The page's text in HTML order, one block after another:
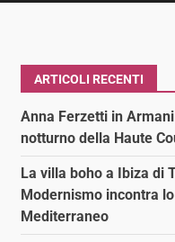
ARTICOLI RECENTI
Anna Ferzetti in
notturno della Haute
La villa boho a Ibiza di
Modernismo incontra
Mediterraneo